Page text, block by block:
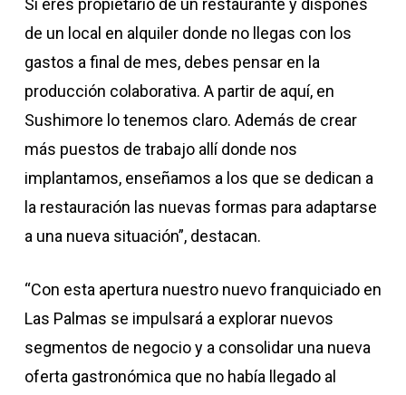
Si eres propietario de un restaurante y dispones
de un local en alquiler donde no llegas con los
gastos a final de mes, debes pensar en la
producción colaborativa. A partir de aquí, en
Sushimore lo tenemos claro. Además de crear
más puestos de trabajo allí donde nos
implantamos, enseñamos a los que se dedican a
la restauración las nuevas formas para adaptarse
a una nueva situación”, destacan.
“Con esta apertura nuestro nuevo franquiciado en
Las Palmas se impulsará a explorar nuevos
segmentos de negocio y a consolidar una nueva
oferta gastronómica que no había llegado al